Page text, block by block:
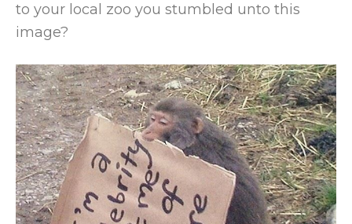
to your local zoo you stumbled unto this
image?